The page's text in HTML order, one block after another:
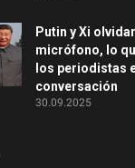
Putin y Xi
micrófono, lo
los periodistas
conversación
30.09.2025